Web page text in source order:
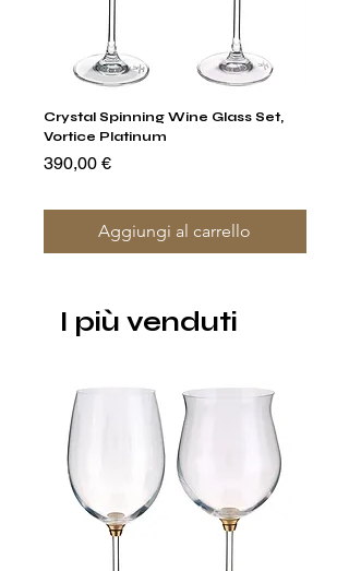
Crystal Spinning Wine Glass Set,
Vortice Platinum
Prezzo
390,00 €
Aggiungi al carrello
I più venduti